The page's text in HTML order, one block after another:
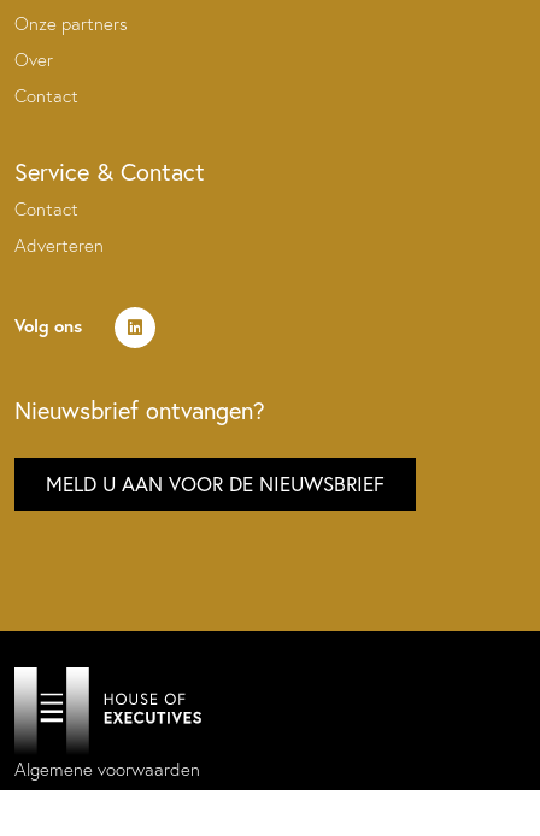
Onze partners
Over
Contact
Service & Contact
Contact
Adverteren
Volg ons
Nieuwsbrief ontvangen?
MELD U AAN VOOR DE NIEUWSBRIEF
Algemene voorwaarden
Privacy policy